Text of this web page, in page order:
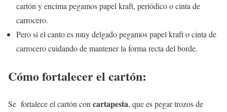
cartón y encima pegamos papel kraft, periódico o cinta de
carrocero.
Pero si el canto es muy delgado pegamos papel kraft o cinta de
carrocero cuidando de mantener la forma recta del borde.
Cómo fortalecer el cartón:
Se fortalece el cartón concartapesta, que es pegar trozos de